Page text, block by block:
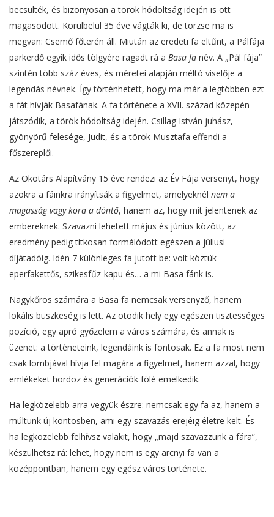
becsülték, és bizonyosan a török hódoltság idején is ott
magasodott. Körülbelül 35 éve vágták ki, de törzse ma is
megvan: Csemő főterén áll. Miután az eredeti fa eltűnt, a Pálfája
parkerdő egyik idős tölgyére ragadt rá a Basa fa név. A „Pál fája”
szintén több száz éves, és méretei alapján méltó viselője a
legendás névnek. Így történhetett, hogy ma már a legtöbben ezt
a fát hívják Basafának. A fa története a XVII. század közepén
játszódik, a török hódoltság idején. Csillag István juhász,
gyönyörű felesége, Judit, és a török Musztafa effendi a
főszereplői.
Az Ökotárs Alapítvány 15 éve rendezi az Év Fája versenyt, hogy
azokra a fáinkra irányítsák a figyelmet, amelyeknél nem a
magasság vagy kora a döntő, hanem az, hogy mit jelentenek az
embereknek. Szavazni lehetett május és június között, az
eredmény pedig titkosan formálódott egészen a júliusi
díjátadóig. Idén 7 különleges fa jutott be: volt köztük
eperfakettős, szikesfűz-kapu és… a mi Basa fánk is.
Nagykőrös számára a Basa fa nemcsak versenyző, hanem
lokális büszkeség is lett. Az ötödik hely egy egészen tisztességes
pozíció, egy apró győzelem a város számára, és annak is
üzenet: a történeteink, legendáink is fontosak. Ez a fa most nem
csak lombjával hívja fel magára a figyelmet, hanem azzal, hogy
emlékeket hordoz és generációk fölé emelkedik.
Ha legközelebb arra vegyük észre: nemcsak egy fa az, hanem a
múltunk új köntösben, ami egy szavazás erejéig életre kelt. És
ha legközelebb felhívsz valakit, hogy „majd szavazzunk a fára”,
készülhetsz rá: lehet, hogy nem is egy arcnyi fa van a
középpontban, hanem egy egész város története.